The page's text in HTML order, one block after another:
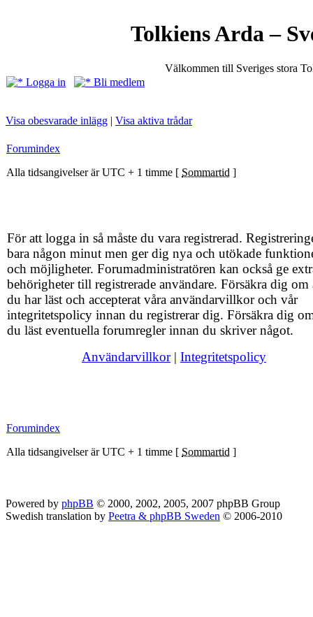
Tolkiens Arda –
Välkommen till Sveriges stora
Logga in
Bli medlem
Visa obesvarade inlägg | Visa aktiva trådar
Forumindex
Alla tidsangivelser är UTC + 1 timme [ Sommartid ]
För att logga in så måste du vara registrerad.
bara någon minut men ger dig nya och utökade
och möjligheter. Forumadministratören kan också ge
behörigheter till registrerade användare. Försäkra dig om
du har läst och accepterat våra användarvillkor och vår
integritetspolicy innan du registrerar dig. Försäkra dig
du läst eventuella forumregler innan du skriver något.
Användarvillkor| Integritetspolicy
Forumindex
Alla tidsangivelser är UTC + 1 timme [ Sommartid ]
Powered by phpBB © 2000, 2002, 2005, 2007 phpBB Group
Swedish translation by Peetra & phpBB Sweden © 2006-2010